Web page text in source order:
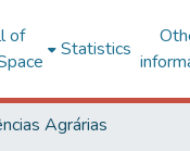
of
Statistics
Agrárias